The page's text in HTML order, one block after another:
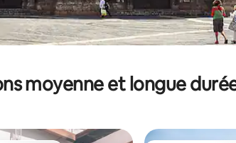
moyenne et longue